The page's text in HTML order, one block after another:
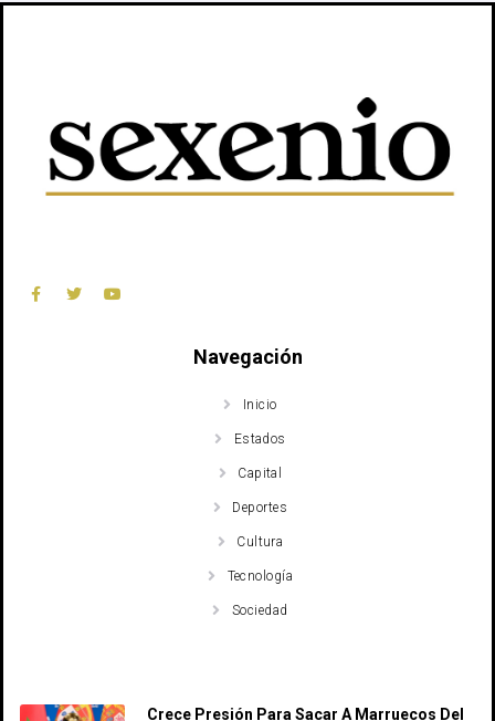
Navegación
Inicio
Estados
Capital
Deportes
Cultura
Tecnología
Sociedad
Crece Presión Para Sacar A Marruecos Del